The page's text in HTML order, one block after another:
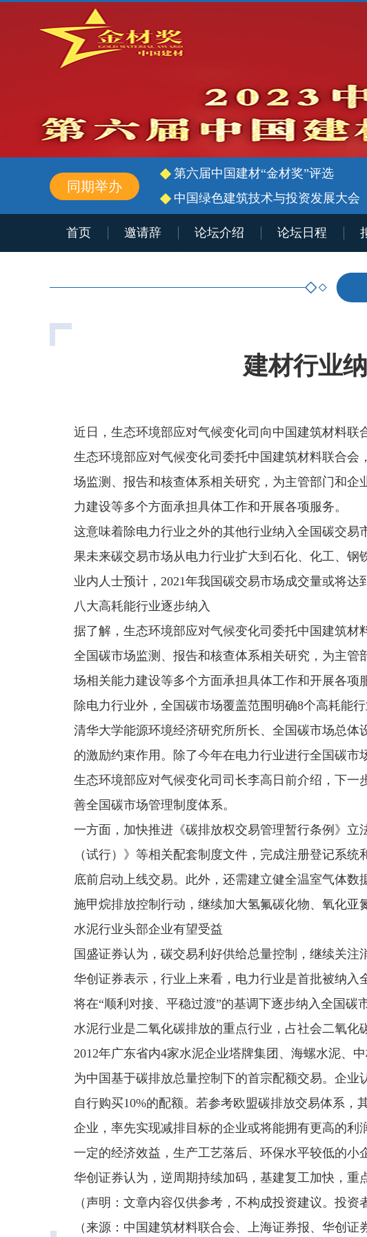
同期举办
第六届中国建材“金材奖”评选
中国绿色建筑技术与投资发展大会
首页 邀请辞 论坛介绍 论坛日程
建材行业
近日，生态环境部应对气候变化司向中国建筑材料联
生态环境部应对气候变化司委托中国建筑材料联合
场监测、报告和核查体系相关研究，为主管部门和
力建设等多个方面承担具体工作和开展各项服务。
这意味着除电力行业之外的其他行业纳入全国碳交
果未来碳交易市场从电力行业扩大到石化、化工、钢
业内人士预计，2021年我国碳交易市场成交量或将达
八大高耗能行业逐步纳入
据了解，生态环境部应对气候变化司委托中国建筑材
全国碳市场监测、报告和核查体系相关研究，为主
场相关能力建设等多个方面承担具体工作和开展各项
除电力行业外，全国碳市场覆盖范围明确8个高耗能
清华大学能源环境经济研究所所长、全国碳市场总
的激励约束作用。除了今年在电力行业进行全国碳市
生态环境部应对气候变化司司长李高日前介绍，下
善全国碳市场管理制度体系。
一方面，加快推进《碳排放权交易管理暂行条例》
（试行）》等相关配套制度文件，完成注册登记系
底前启动上线交易。此外，还需建立健全温室气体
施甲烷排放控制行动，继续加大氢氟碳化物、氧化亚
水泥行业头部企业有望受益
国盛证券认为，碳交易利好供给总量控制，继续关注
华创证券表示，行业上来看，电力行业是首批被纳入
将在“顺利对接、平稳过渡”的基调下逐步纳入全国碳
水泥行业是二氧化碳排放的重点行业，占社会二氧化
2012年广东省内4家水泥企业塔牌集团、海螺水泥、
为中国基于碳排放总量控制下的首宗配额交易。企
自行购买10%的配额。若参考欧盟碳排放交易体系
企业，率先实现减排目标的企业或将能拥有更高的
一定的经济效益，生产工艺落后、环保水平较低的小
华创证券认为，逆周期持续加码，基建复工加快，重
（声明：文章内容仅供参考，不构成投资建议。投资
（来源：中国建筑材料联合会、上海证券报、华创证